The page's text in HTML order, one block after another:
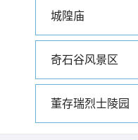
城隍庙
奇石谷风景区
董存瑞烈士陵园